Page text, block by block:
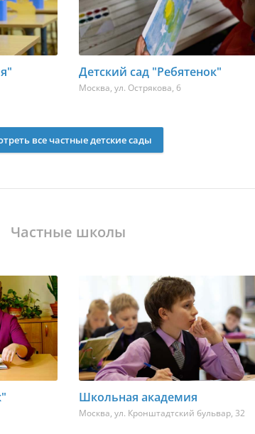
Детский сад "Ребятенок"
Москва, ул. Острякова, 6
все частные детские сады
Частные школы
Школьная академия
Москва, ул. Кронштадтский бульвар, 32